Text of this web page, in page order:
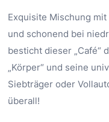
Exquisite Mischung
und schonend bei
besticht dieser „Café“
„Körper“ und seine
Siebträger oder
überall!